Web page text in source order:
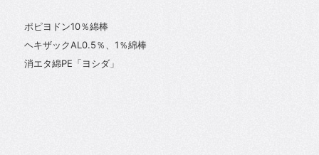
ポピヨドン10％綿棒
ヘキザックAL0.5％、1％綿棒
消エタ綿PE「ヨシダ」